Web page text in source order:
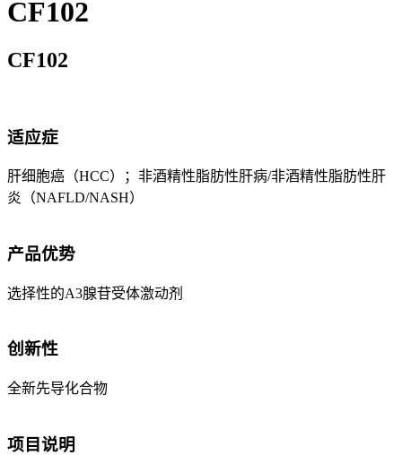
CF102
CF102
适应症
肝细胞癌（HCC）；非酒精性脂肪性肝病/非酒精性脂肪性肝
炎（NAFLD/NASH）
产品优势
选择性的A3腺苷受体激动剂
创新性
全新先导化合物
项目说明